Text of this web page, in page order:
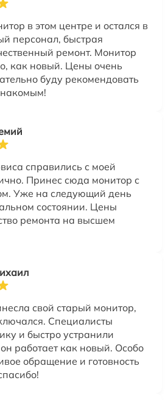
в этом центре и остался в
персонал, быстрая
ремонт. Монитор
как новый. Цены очень
буду рекомендовать
справились с моей
Принес сюда монитор с
Уже на следующий день
состоянии. Цены
ремонта на высшем
свой старый монитор,
Специалисты
и быстро устранили
работает как новый. Особо
обращение и готовность